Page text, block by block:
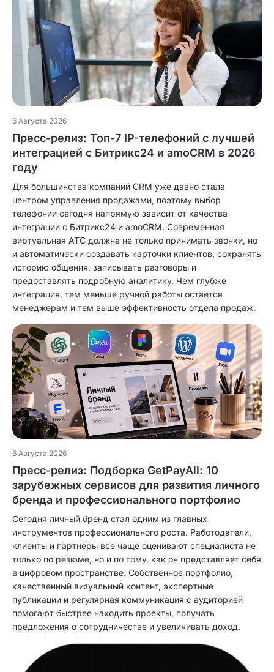
6 Августа 2026
Пресс-релиз: Топ-7 IP-телефоний с лучшей
интеграцией с Битрикс24 и amoCRM в 2026
году
Для большинства компаний CRM уже давно стала
центром управления продажами, поэтому выбор
телефонии сегодня напрямую зависит от качества
интеграции с Битрикс24 и amoCRM. Современная
виртуальная АТС должна не только принимать звонки, но
и автоматически создавать карточки клиентов, сохранять
историю общения, записывать разговоры и
предоставлять подробную аналитику. Чем глубже
интеграция, тем меньше ручной работы остается
менеджерам и тем выше эффективность отдела продаж.
6 Августа 2026
Пресс-релиз: Подборка GetPayAll: 10
зарубежных сервисов для развития личного
бренда и профессионального портфолио
Сегодня личный бренд стал одним из главных
инструментов профессионального роста. Работодатели,
клиенты и партнеры все чаще оценивают специалиста не
только по резюме, но и по тому, как он представляет себя
в цифровом пространстве. Собственное портфолио,
качественный визуальный контент, экспертные
публикации и регулярная коммуникация с аудиторией
помогают быстрее находить проекты, получать
предложения о сотрудничестве и увеличивать доход.